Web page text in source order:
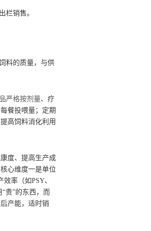
栏销售。
料的质量，与供
严格按剂量、疗
餐投喂量；定期
高饲料消化利用
度、提高生产成
心维度一是单位
效率（如PSY、
“贵”的东西，而
产能，适时销